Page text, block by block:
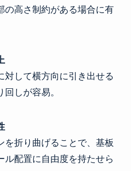
高さ制約がある場合に有
して横方向に引き出せる
しが容易。
折り曲げることで、基板
ル配置に自由度を持たせら